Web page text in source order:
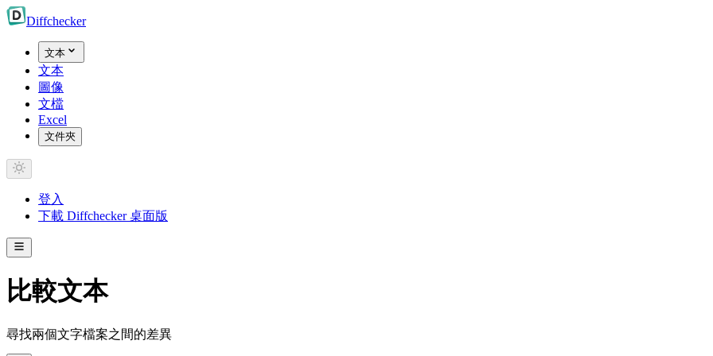
Diffchecker
文本
文本
圖像
文檔
Excel
文件夾
登入
下載 Diffchecker 桌面版
比較文本
尋找兩個文字檔案之間的差異